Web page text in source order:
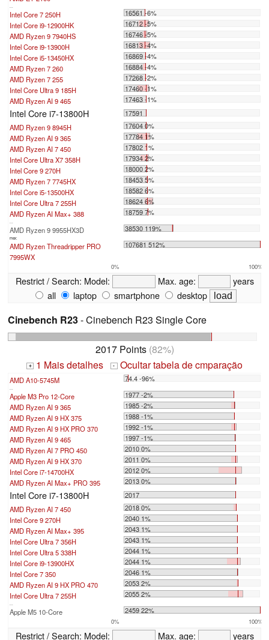
...
Intel Core 7 250H
16561 -6%
Intel Core i9-12900HK
16712 -5%
AMD Ryzen 9 7940HS
16746 -5%
Intel Core i9-13900H
16813 -4%
Intel Core i5-13450HX
16869 -4%
AMD Ryzen 7 260
16884 -4%
AMD Ryzen 7 255
17268 -2%
Intel Core Ultra 9 185H
17460 -1%
AMD Ryzen AI 9 465
17463 -1%
Intel Core i7-13800H
17591
AMD Ryzen 9 8945H
17604 0%
AMD Ryzen AI 9 365
17784 1%
AMD Ryzen AI 7 450
17802 1%
Intel Core Ultra X7 358H
17934 2%
Intel Core 9 270H
18000 2%
AMD Ryzen 7 7745HX
18453 5%
Intel Core i5-13500HX
18582 6%
Intel Core Ultra 7 255H
18624 6%
AMD Ryzen AI Max+ 388
18759 7%
...
AMD Ryzen 9 9955HX3D 38530 119%
max:
AMD Ryzen Threadripper PRO
7995WX
107681 512%
0% 100%
Restrict / Search: Model: Max. age:
years
all
laptop smartphone desktop
Cinebench R23- Cinebench R23 Single Core
2017 Points(82%)
+ 1 Mais detalhes - Ocultar tabela de cmparação
AMD A10-5745M 74.4 -96%
Apple M3 Pro 12-Core
1977 -2%
AMD Ryzen AI 9 365
1985 -2%
AMD Ryzen AI 9 HX 375
1988 -1%
AMD Ryzen AI 9 HX PRO 370
1992 -1%
AMD Ryzen AI 9 465
1997 -1%
AMD Ryzen AI 7 PRO 450
2010 0%
AMD Ryzen AI 9 HX 370
2011 0%
Intel Core i7-14700HX
2012 0%
AMD Ryzen AI Max+ PRO 395
2013 0%
Intel Core i7-13800H
2017
AMD Ryzen AI 7 450
2018 0%
Intel Core 9 270H
2040 1%
AMD Ryzen AI Max+ 395
2043 1%
Intel Core Ultra 7 356H
2043 1%
Intel Core Ultra 5 338H
2044 1%
Intel Core i9-13900HX
2044 1%
Intel Core 7 350
2046 1%
AMD Ryzen AI 9 HX PRO 470
2053 2%
Intel Core Ultra 7 255H
2055 2%
Apple M5 10-Core 2459 22%
0% 100%
Restrict / Search: Model: Max. age:
years